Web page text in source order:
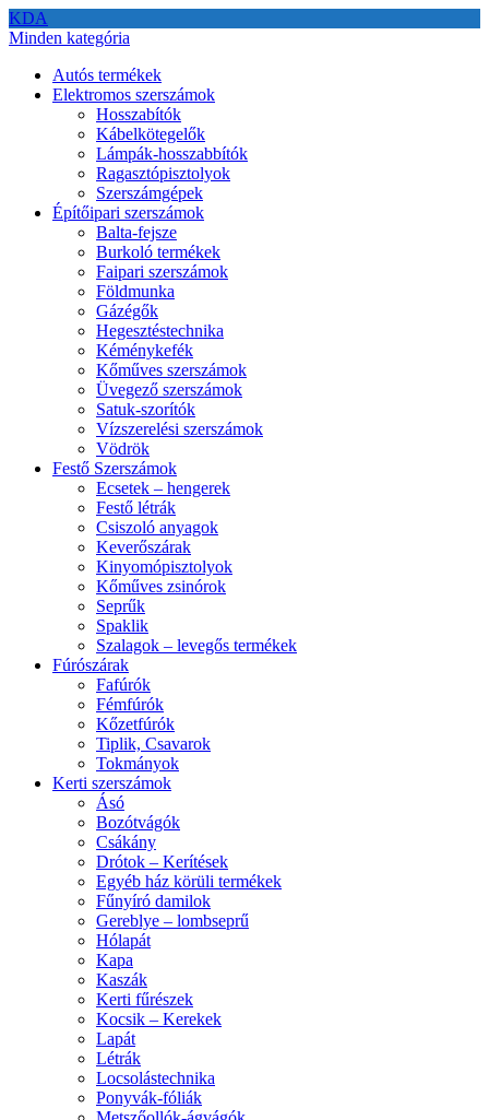
KDA
Minden kategória
Autós termékek
Elektromos szerszámok
Hosszabítók
Kábelkötegelők
Lámpák-hosszabbítók
Ragasztópisztolyok
Szerszámgépek
Építőipari szerszámok
Balta-fejsze
Burkoló termékek
Faipari szerszámok
Földmunka
Gázégők
Hegesztéstechnika
Kéménykefék
Kőműves szerszámok
Üvegező szerszámok
Satuk-szorítók
Vízszerelési szerszámok
Vödrök
Festő Szerszámok
Ecsetek – hengerek
Festő létrák
Csiszoló anyagok
Keverőszárak
Kinyomópisztolyok
Kőműves zsinórok
Seprűk
Spaklik
Szalagok – levegős termékek
Fúrószárak
Fafúrók
Fémfúrók
Kőzetfúrók
Tiplik, Csavarok
Tokmányok
Kerti szerszámok
Ásó
Bozótvágók
Csákány
Drótok – Kerítések
Egyéb ház körüli termékek
Fűnyíró damilok
Gereblye – lombseprű
Hólapát
Kapa
Kaszák
Kerti fűrészek
Kocsik – Kerekek
Lapát
Létrák
Locsolástechnika
Ponyvák-fóliák